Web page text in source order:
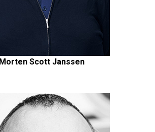
Morten Scott Janssen